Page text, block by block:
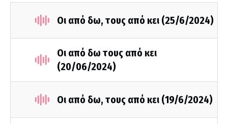
Οι από δω, τους από κει (25/6/2024)
Οι από δω τους από κει
(20/06/2024)
Οι από δω, τους από κει (19/6/2024)